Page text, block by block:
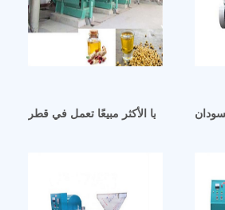
فول الصويا الأكثر مبيعًا تعمل في قطر